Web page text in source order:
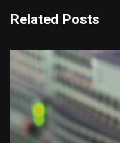
Related Posts